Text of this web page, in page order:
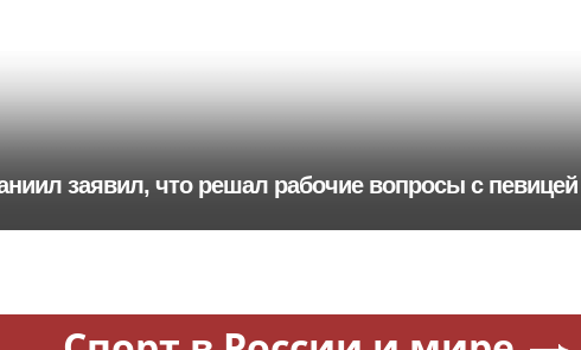
заявил, что решал рабочие вопросы с певицей